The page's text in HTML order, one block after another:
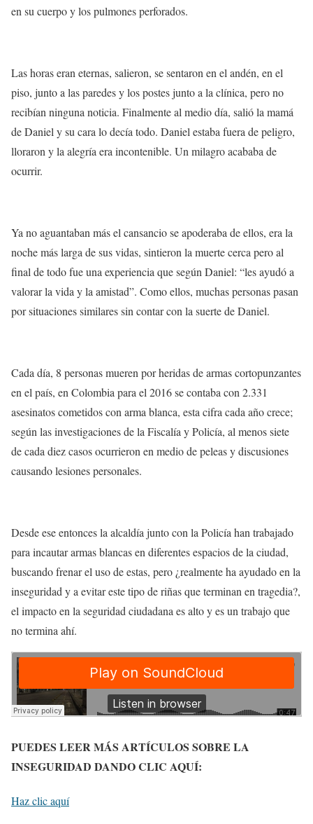
en su cuerpo y los pulmones perforados.
Las horas eran eternas, salieron, se sentaron en el andén, en el
piso, junto a las paredes y los postes junto a la clínica, pero no
recibían ninguna noticia. Finalmente al medio día, salió la mamá
de Daniel ysu cara lo decía todo. Daniel estaba fuera de peligro,
lloraron y la alegría era incontenible. Un milagro acababa de
ocurrir.
Ya no aguantaban más el cansancio se apoderaba de ellos, era la
noche más larga de sus vidas, sintieron la muerte cerca pero al
final de todo fue una experiencia que según Daniel: “les ayudó a
valorar la vida y la amistad”. Como ellos, muchas personas pasan
por situaciones similares sin contar con la suerte de Daniel.
Cada día, 8 personas mueren por heridas de armas cortopunzantes
en el país, en Colombia para el 2016 se contaba con 2.331
asesinatos cometidos con arma blanca, esta cifra cada año crece;
según las investigaciones de la Fiscalía y Policía, al menos siete
de cada diez casos ocurrieron en medio de peleas y discusiones
causando lesiones personales.
Desde ese entonces la alcaldía junto con la Policía han trabajado
para incautar armas blancas en diferentes espacios de la ciudad,
buscando frenar el uso de estas, pero ¿realmente ha ayudado en la
inseguridad y a evitar este tipo de riñas que terminan en tragedia?,
elimpacto en la seguridad ciudadana es altoy es un trabajo que
no termina ahí.
PUEDES LEER MÁS ARTÍCULOS SOBRE LA
INSEGURIDAD DANDO CLIC AQUÍ:
Haz clic aquí